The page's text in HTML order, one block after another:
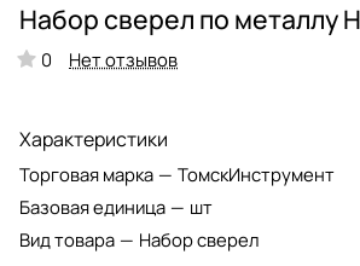
Набор сверел по металлу
0 Нет отзывов
Характеристики
Торговая марка — ТомскИнструмент
Базовая единица — шт
Вид товара — Набор сверел